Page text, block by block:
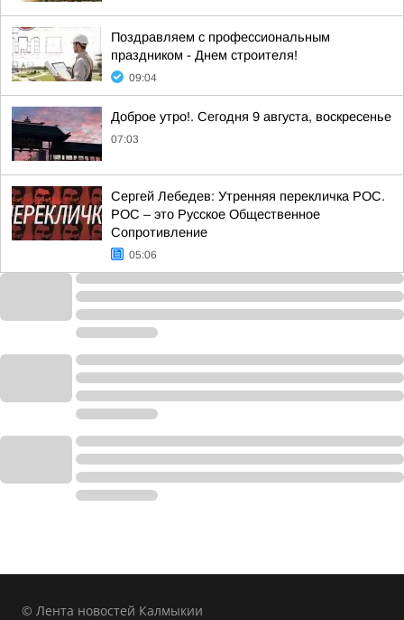
Поздравляем с профессиональным
праздником - Днем строителя!
09:04
Доброе утро!. Сегодня 9 августа, воскресенье
07:03
Сергей Лебедев: Утренняя перекличка РОС.
РОС – это Русское Общественное
Сопротивление
05:06
© Лента новостей Калмыкии